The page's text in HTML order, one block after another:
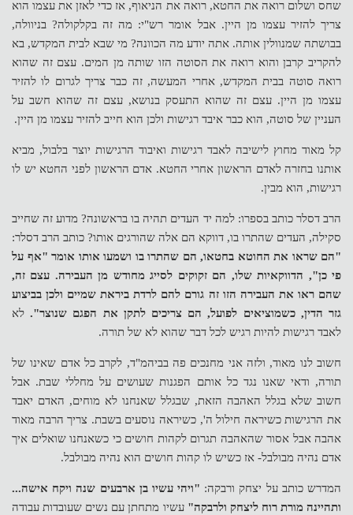
שחס ושלום רואה את החטא, רואה את הניאוף, אז כדי לאזן את עצמו הוא
צריך להזיר עצמו מן היין. אבל אומר רש"י: מה זה בקלקולה? בניוולה,
בבושתה שמנוולין אותה. אתה יודע מה הכוונה? מי שבא לבית המקדש, בא
להקריב קרבן והוא רואה את הסוטה הזו שותה מן המים. עצם זה שהוא
רואה סוטה בבית המקדש, אחרי המעשה, זה כבר צריך לגרום לו להזיר
עצמו מן היין. עצם זה שהוא התעסק בנושא, עצם זה שהוא חשב על
העניין של סוטה, הוא כבר איבד רגישות ולכן הוא חייב להזיר עצמו מן היין.
קל מאוד מחוץ לישיבה לאבד רגישות ואיבוד הרגישות יוצר בלבול, מביא
אותנו בחזרה לאדם הראשון אחרי החטא. אדם הראשון לפני החטא יש לו
רגישות, הוא מבין.
הרב דסלר כותב בספרו: למה יד העדים תהיה בו בראשונה? מדוע זה שחייב
סקילה, העדים שהתרו בו, דווקא הם אלה שהורגים אותו? כותב הרב דסלר:
"הם שראו את החוטא בחטאו, הם שהתרו בו ושמעו אותו אומר "אף על
פי כן", הדווקאיות שלו, הם זקוקים לסייג מחודש מן העבירה. עצם זה,
שהם ראו את העבירה הזו זה גורם להם לרדת ביראת שמיים ולכן בביצוע
גזר הדין, כשמוציאים לפועל, הם צריכים לתקן את הפגם שנוצר".לא
לאבד רגישות להיות רגיש לכל דבר שהוא לא של תורה.
חשוב לנו מאוד, ולזה אני מחנכים פה בביהמ"ד, לקרב כל אדם שאינו של
תורה, ודאי שאנו נגד כל אותם הפגנות שעושים על מחללי שבת. אבל
חשוב שלא בגלל האהבה הזאת, שבגלל שאנחנו לא מוחים, האדם יאבד
את הרגישות כשיראה חילול ה', כשיראה נוסעים בשבת. צריך הרבה מאוד
אהבה אבל אסור שהאהבה תגרום לקהות חושים כי כשאנחנו שואלים איך
אדם נהיה מבולבל- אז כשיש לו קהות חושים הוא נהיה מבולבל.
המדרש כותב על יצחק ורבקה: "ויהי עשיו בן ארבעים שנה ויקח אישה...
ותהיינה מורת רוח ליצחק ולרבקה" עשיו מתחתן עם נשים שעובדות עבודה